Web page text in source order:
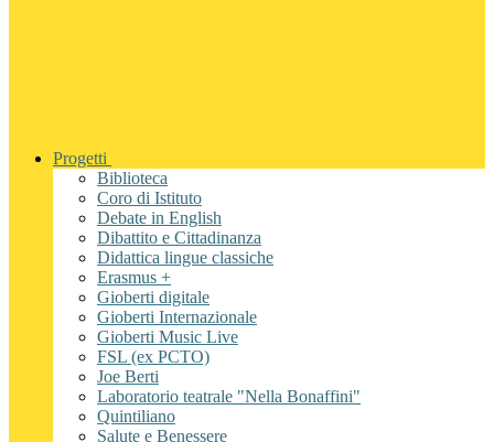
Progetti
Biblioteca
Coro di Istituto
Debate in English
Dibattito e Cittadinanza
Didattica lingue classiche
Erasmus +
Gioberti digitale
Gioberti Internazionale
Gioberti Music Live
FSL (ex PCTO)
Joe Berti
Laboratorio teatrale "Nella Bonaffini"
Quintiliano
Salute e Benessere